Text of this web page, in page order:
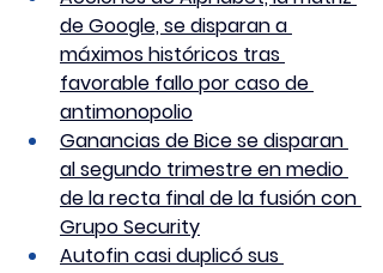
de Google, se disparan a
máximos históricos tras
favorable fallo por caso de
antimonopolio
Ganancias de Bice se disparan
al segundo trimestre en medio
de la recta final de la fusión con
Grupo Security
Autofin casi duplicó sus